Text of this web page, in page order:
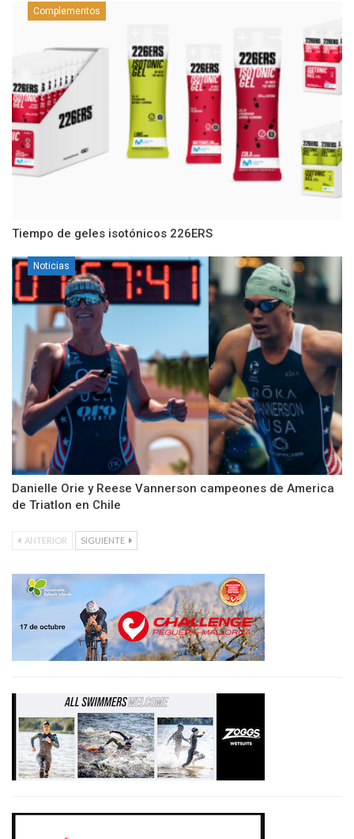
Complementos
Tiempo de geles isotónicos 226ERS
Noticias
Danielle Orie y Reese Vannerson campeones de America
de Triatlon en Chile
ANTERIOR SIGUIENTE